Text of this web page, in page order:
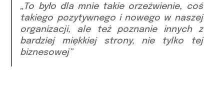
„To było dla mnie takie orzeźwienie, coś
takiego pozytywnego i nowego w naszej
organizacji, ale też poznanie innych z
bardziej miękkiej strony, nie tylko tej
biznesowej”